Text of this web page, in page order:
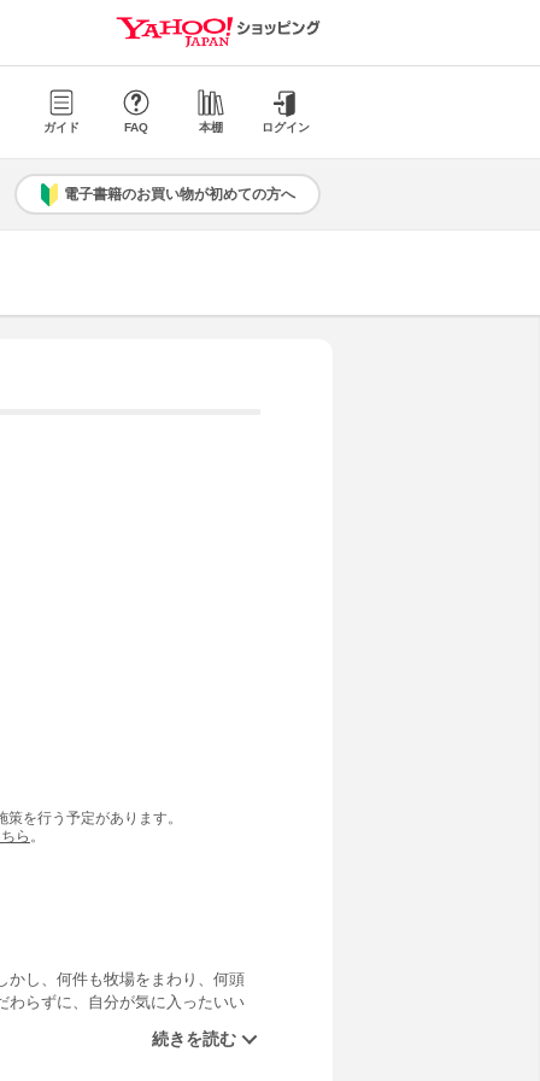
ガイド FAQ 本棚 ログイン
電子書籍のお買い物が初めての方へ
を行う予定があります。
ら 。
かし、何件も牧場をまわり、何頭
わらずに、自分が気に入ったいい